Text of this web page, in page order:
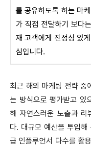
를 공유하도록 하는 마
가 직접 전달하기 보다
재 고객에게 진정성 있
심입니다.
최근 해외 마케팅 전략 중
는 방식으로 평가받고 있
해 자연스러운 노출과 리
다. 대규모 예산을 투입해
급 인플루언서 다수를 활